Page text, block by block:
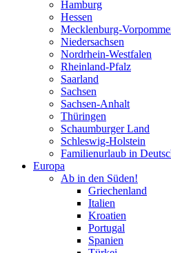
Hamburg
Hessen
Mecklenburg-
Niedersachsen
Nordrhein-Westfalen
Rheinland-Pfalz
Saarland
Sachsen
Sachsen-Anhalt
Thüringen
Schaumburger Land
Schleswig-Holstein
Familienurlaub in
Europa
Ab in den Süden!
Griechenland
Italien
Kroatien
Portugal
Spanien